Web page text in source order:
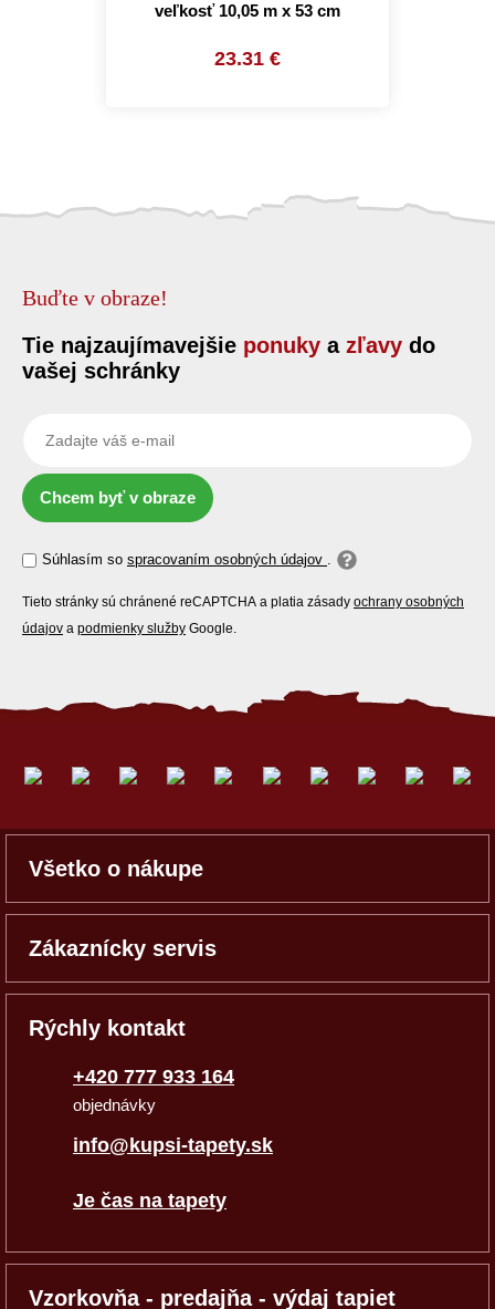
veľkosť 10,05 m x 53 cm
23.31 €
Buďte v obraze!
Tie najzaujímavejšie ponuky a zľavy do
vašej schránky
Chcem byť v obraze
Súhlasím so spracovaním osobných údajov .
Tieto stránky sú chránené reCAPTCHA a platia zásady ochrany osobných
údajov a podmienky služby Google.
Všetko o nákupe
Zákaznícky servis
Rýchly kontakt
+420 777 933 164
objednávky
info@kupsi-tapety.sk
Je čas na tapety
Vzorkovňa - predajňa - výdaj tapiet